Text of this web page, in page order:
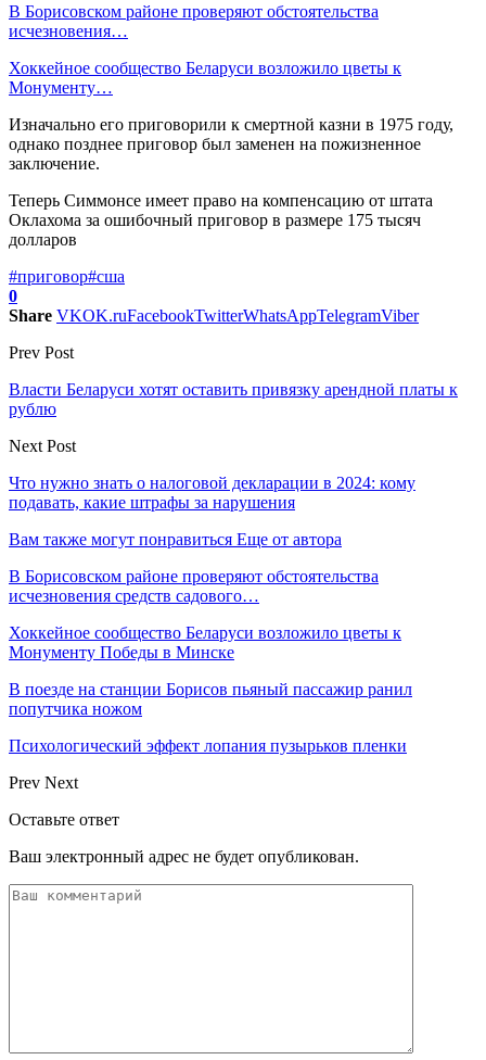
В Борисовском районе проверяют обстоятельства
исчезновения…
Хоккейное сообщество Беларуси возложило цветы к
Монументу…
Изначально его приговорили к смертной казни в 1975 году,
однако позднее приговор был заменен на пожизненное
заключение.
Теперь Симмонсе имеет право на компенсацию от штата
Оклахома за ошибочный приговор в размере 175 тысяч
долларов
#приговор#сша
0
Share VKOK.ruFacebookTwitterWhatsAppTelegramViber
Prev Post
Власти Беларуси хотят оставить привязку арендной платы к
рублю
Next Post
Что нужно знать о налоговой декларации в 2024: кому
подавать, какие штрафы за нарушения
Вам также могут понравиться Еще от автора
В Борисовском районе проверяют обстоятельства
исчезновения средств садового…
Хоккейное сообщество Беларуси возложило цветы к
Монументу Победы в Минске
В поезде на станции Борисов пьяный пассажир ранил
попутчика ножом
Психологический эффект лопания пузырьков пленки
Prev Next
Оставьте ответ
Ваш электронный адрес не будет опубликован.